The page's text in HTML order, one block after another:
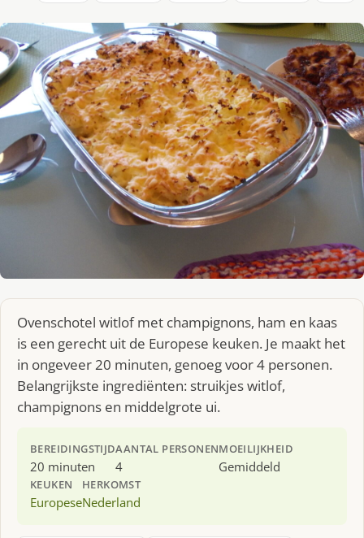
Ovenschotel witlof met champignons, ham en kaas
is een gerecht uit de Europese keuken. Je maakt het
in ongeveer 20 minuten, genoeg voor 4 personen.
Belangrijkste ingrediënten: struikjes witlof,
champignons en middelgrote ui.
BEREIDINGSTIJD
20 minuten
AANTAL PERSONEN
4
MOEILIJKHEID
Gemiddeld
KEUKEN
Europese
HERKOMST
Nederland